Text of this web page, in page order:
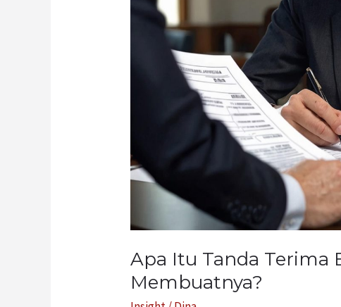
Apa Itu Tanda Terima
Membuatnya?
Terima
Barang
Bagaimana
Membuatnya?